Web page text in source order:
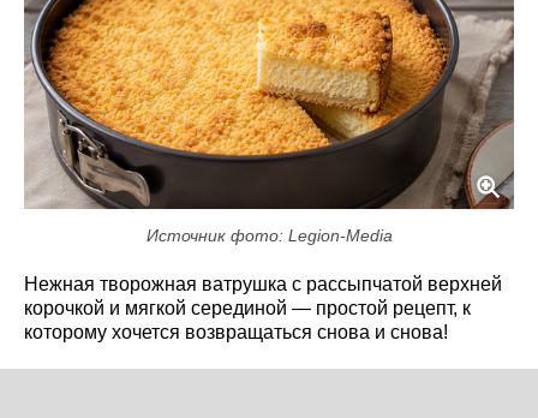
Источник фото: Legion-Media
Нежная творожная ватрушка с рассыпчатой верхней
корочкой и мягкой серединой — простой рецепт, к
которому хочется возвращаться снова и снова!